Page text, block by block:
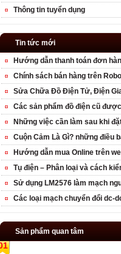
Thông tin tuyển dụng
Tin tức mới
Hướng dẫn thanh toán đơn
Chính sách bán hàng trên
Sửa Chữa Đồ Điện Tử, Điện
Các sản phẩm đồ điện cũ
Những việc cần làm sau khi
Cuộn Cảm Là Gì? những điều
Hướng dẫn mua Online trên
Tụ điện – Phân loại và cách
Sử dụng LM2576 làm mạch
Các loại mạch chuyển đổi dc-
Sản phẩm quan tâm